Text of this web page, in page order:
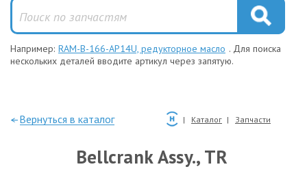
Например: RAM-B-166-AP14U, редукторное масло . Для поиска
нескольких деталей вводите артикул через запятую.
—Вернуться в каталог Каталог Запчасти
Bellcrank Assy., TR